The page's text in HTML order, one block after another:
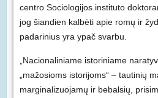
centro Sociologijos instituto
jog šiandien kalbėti apie romų ir
padarinius yra ypač svarbu.
„Nacionaliniame istoriniame
„mažosioms istorijoms“ – tautinių
marginalizuojamų ir bebalsių,